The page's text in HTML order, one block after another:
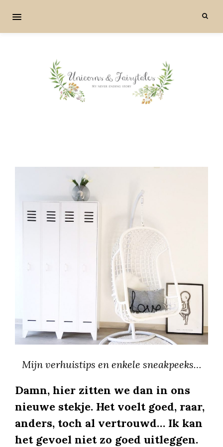
Mijn verhuistips en enkele sneakpeeks…
Damn, hier zitten we dan in ons
nieuwe stekje. Het voelt goed, raar,
anders, toch al vertrouwd… Ik kan
het gevoel niet zo goed uitleggen.